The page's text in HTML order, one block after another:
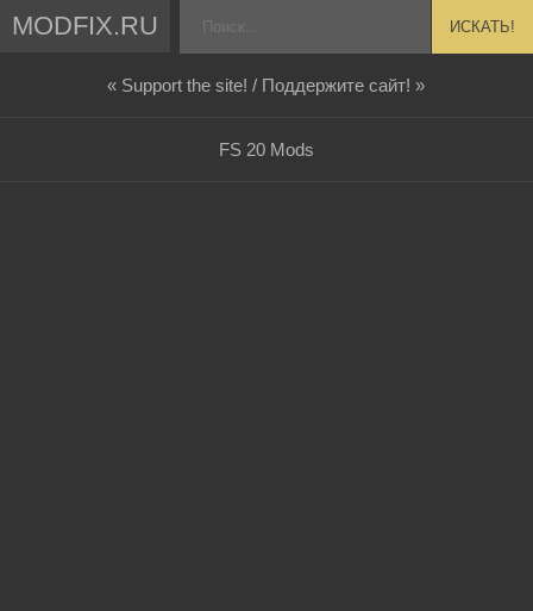
MODFIX.RU ИСКАТЬ!
« Support the site! / Поддержите сайт! »
FS 20 Mods